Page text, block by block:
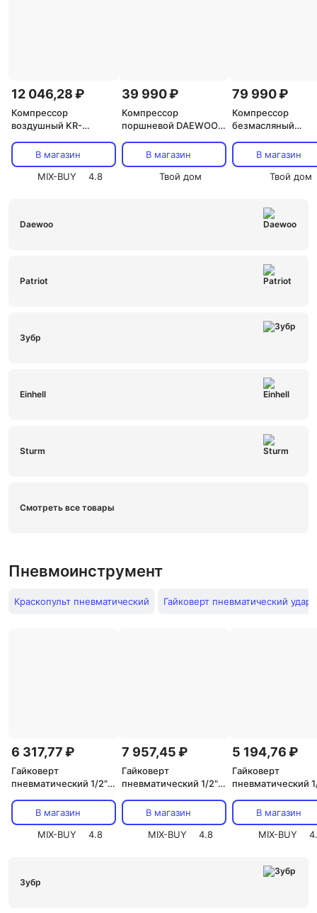
12 046,28 ₽
Компрессор
воздушный KR-
л/мин, 24л KRANZ,
цена за 1 шт
В магазин
MIX-BUY
4.8
39 990 ₽
Компрессор
поршневой DAEWOO
В магазин
Твой дом
79 990 ₽
Компрессор
безмасляный
В магазин
Твой дом
Daewoo
Patriot
Зубр
Einhell
Sturm
Смотреть все товары
Пневмоинструмент
Краскопульт пневматический Гайковерт пневматический
6 317,77 ₽
Гайковерт
пневматический 1/2",
за 1 штВ магазин
MIX-BUY
4.8
7 957,45 ₽
Гайковерт
пневматический 1/2",
за 1 штВ магазин
MIX-BUY
4.8
5 194,76 ₽
Гайковерт
пневматический
за 1 штВ магазин
MIX-BUY
Зубр